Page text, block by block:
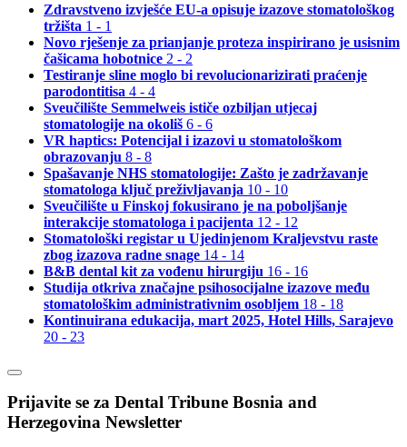
Zdravstveno izvješće EU-a opisuje izazove stomatološkog
tržišta 1 - 1
Novo rješenje za prianjanje proteza inspirirano je usisnim
čašicama hobotnice 2 - 2
Testiranje sline moglo bi revolucionarizirati praćenje
parodontitisa 4 - 4
Sveučilište Semmelweis ističe ozbiljan utjecaj
stomatologije na okoliš 6 - 6
VR haptics: Potencijal i izazovi u stomatološkom
obrazovanju 8 - 8
Spašavanje NHS stomatologije: Zašto je zadržavanje
stomatologa ključ preživljavanja 10 - 10
Sveučilište u Finskoj fokusirano je na poboljšanje
interakcije stomatologa i pacijenta 12 - 12
Stomatološki registar u Ujedinjenom Kraljevstvu raste
zbog izazova radne snage 14 - 14
B&B dental kit za vođenu hirurgiju 16 - 16
Studija otkriva značajne psihosocijalne izazove među
stomatološkim administrativnim osobljem 18 - 18
Kontinuirana edukacija, mart 2025, Hotel Hills, Sarajevo
20 - 23
Prijavite se za Dental Tribune Bosnia and
Herzegovina Newsletter